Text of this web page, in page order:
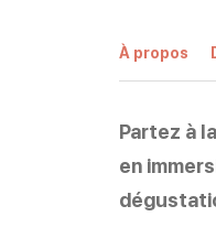
À propos
Partez à
en